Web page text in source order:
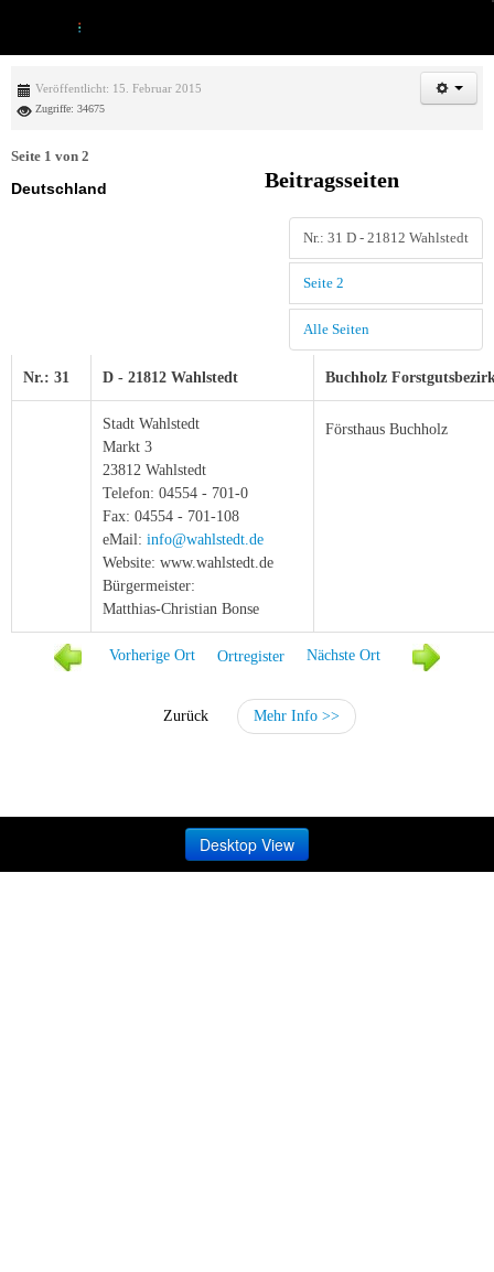
Veröffentlicht: 15. Februar 2015
Zugriffe: 34675
Beitragsseiten
Nr.: 31 D - 21812 Wahlstedt
Seite 2
Alle Seiten
Seite 1 von 2
Deutschland
Nr.: 31 D - 21812 Wahlstedt Buchholz
Stadt Wahlstedt
Markt 3
23812 Wahlstedt
Telefon: 04554 - 701-0
Fax: 04554 - 701-108
eMail: info@wahlstedt.de
Website: www.wahlstedt.de
Bürgermeister:
Matthias-Christian Bonse
Försthaus Buchholz
Vorherige Ort Ortregister Nächste Ort
Zurück Mehr Info >>
Desktop View